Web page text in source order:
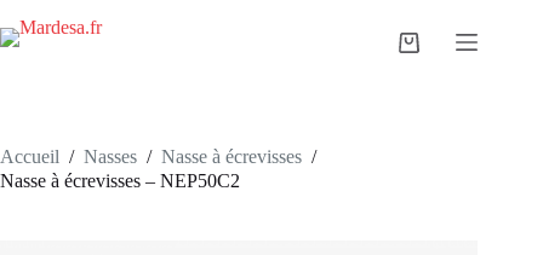
au
contenu
Panier
Accueil / Nasses / Nasse à écrevisses /
Nasse à écrevisses – NEP50C2